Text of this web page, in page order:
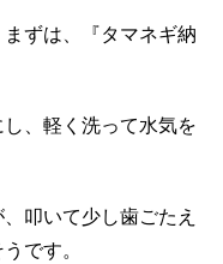
ずは、『タマネギ納
、軽く洗って水気を
叩いて少し歯ごたえ
です。